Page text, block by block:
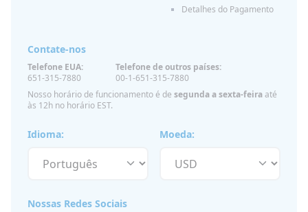
Detalhes do Pagamento
Idioma: Moeda:
Contate-nos
Telefone EUA:
651-315-7880
Telefone de outros países:
00-1-651-315-7880
Nosso horário de funcionamento é de segunda a sexta-feiraaté
às 12h no horário EST.
Nossas Redes Sociais